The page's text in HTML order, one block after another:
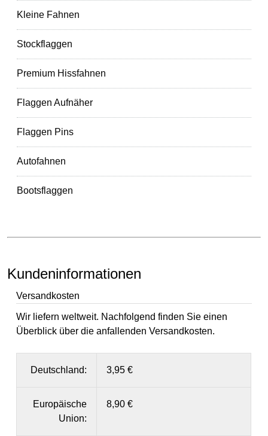
Kleine Fahnen
Stockflaggen
Premium Hissfahnen
Flaggen Aufnäher
Flaggen Pins
Autofahnen
Bootsflaggen
Kundeninformationen
Versandkosten
Wir liefern weltweit. Nachfolgend finden Sie einen
Überblick über die anfallenden Versandkosten.
Deutschland: 3,95 €
Europäische
Union:
8,90 €